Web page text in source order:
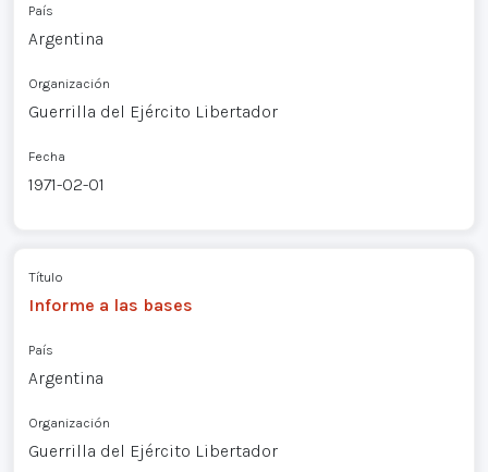
País
Argentina
Organización
Guerrilla del Ejército Libertador
Fecha
1971-02-01
Título
Informe a las bases
País
Argentina
Organización
Guerrilla del Ejército Libertador